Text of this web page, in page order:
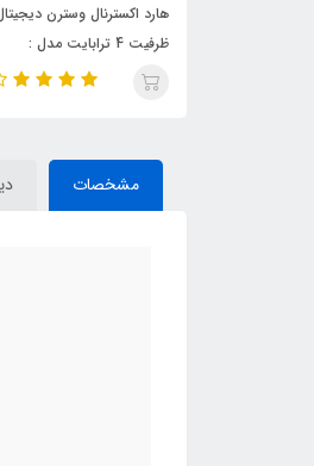
هارد اکسترنال وسترن
Passport
مشخصات